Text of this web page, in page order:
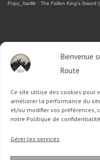
Bienvenue
Route
Ce site utilise des cookies
améliorer la performance du
et/ou modifier vos préférences,
notre Politique de
Gérer les services
Popy_Itarillë · The Fallen King's Sword
RETROUVEZ-MOI SUR
OU SUR TWITTER
Follow @Sophie_ABDLR